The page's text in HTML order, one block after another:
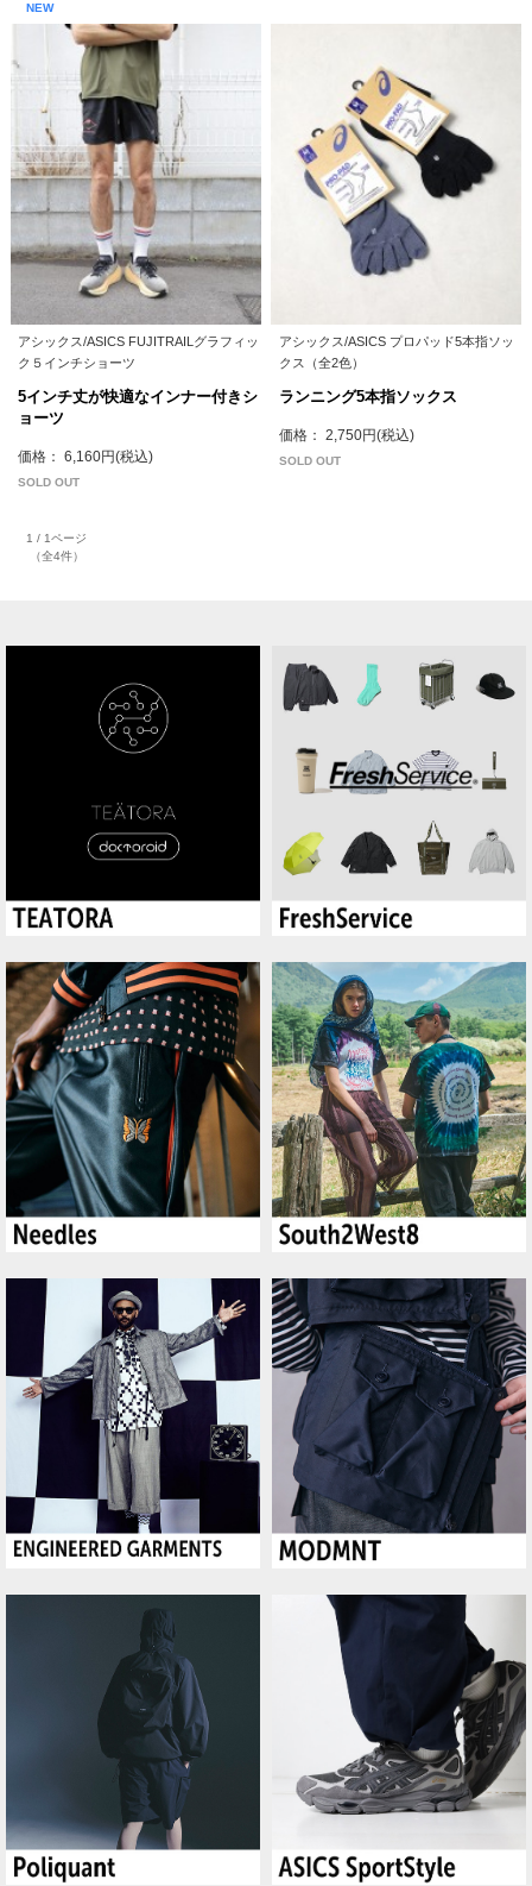
NEW
アシックス/ASICS FUJITRAILグラフィッ
ク５インチショーツ
5インチ丈が快適なインナー付きシ
ョーツ
価格： 6,160円(税込)
SOLD OUT
アシックス/ASICS プロパッド5本指ソッ
クス（全2色）
ランニング5本指ソックス
価格： 2,750円(税込)
SOLD OUT
1 / 1ページ
（全4件）